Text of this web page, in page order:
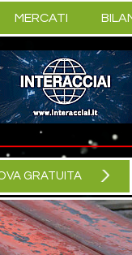
MERCATI
GRATUITA